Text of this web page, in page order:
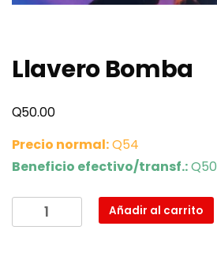
Llavero Bomba
Q50.00
Precio normal:Q54
Beneficio efectivo/transf.:Q50
Llavero
Bomba
Añadir al carrito